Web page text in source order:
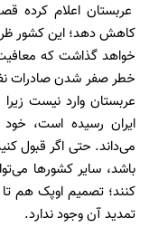
عربستان اعلام کرده
کاهش دهد؛ این کشور
خواهد گذاشت که
خطر صفر شدن صادرات
عربستان وارد نیست
ایران رسیده است، خود
می‌داند. حتی اگر قبول
باشد، سایر کشورها
کنند؛ تصمیم اوپک هم تا
تمدید آن وجود ندارد.